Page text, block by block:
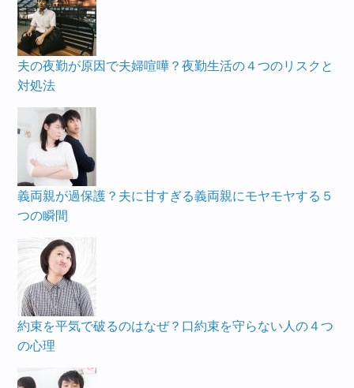
夫の夜勤が原因で夫婦喧嘩？夜勤生活の４つのリスクと
対処法
義両親が過保護？夫に甘すぎる義両親にモヤモヤする５
つの瞬間
約束を平気で破るのはなぜ？口約束を守らない人の４つ
の心理